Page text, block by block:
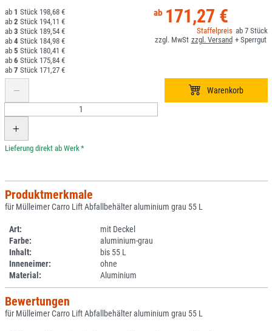
171,27 €
7
1
198,68 €
2
194,11 €
3
189,54 €
4
184,98 €
5
180,41 €
6
175,84 €
7
171,27 €
*
Produktmerkmale
für Mülleimer Carro Lift Abfallbehälter aluminium grau 55 L
Art:
mit Deckel
Farbe:
aluminium-grau
Inhalt:
bis 55 L
Inneneimer:
ohne
Material:
Aluminium
Bewertungen
für Mülleimer Carro Lift Abfallbehälter aluminium grau 55 L